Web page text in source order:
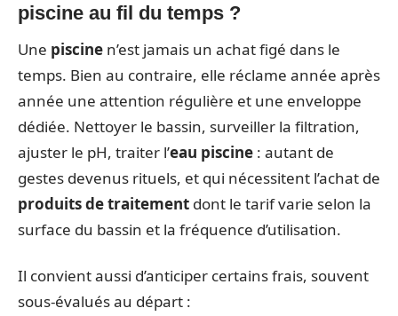
piscine au fil du temps ?
Une piscine n’est jamais un achat figé dans le
temps. Bien au contraire, elle réclame année après
année une attention régulière et une enveloppe
dédiée. Nettoyer le bassin, surveiller la filtration,
ajuster le pH, traiter l’eau piscine : autant de
gestes devenus rituels, et qui nécessitent l’achat de
produits de traitement dont le tarif varie selon la
surface du bassin et la fréquence d’utilisation.
Il convient aussi d’anticiper certains frais, souvent
sous-évalués au départ :